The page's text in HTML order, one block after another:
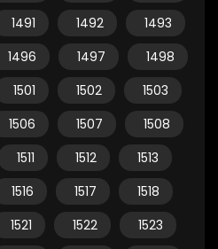
1491 1492
1493
1496 1497
1498
1501 1502
1503
1506 1507
1508
1511 1512
1513
1516 1517
1518
1521 1522
1523